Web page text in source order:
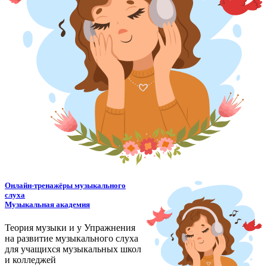
Онлайн-тренажёры музыкального
слуха
Музыкальная академия
Теория музыки и у Упражнения
на развитие музыкального слуха
для учащихся музыкальных школ
и колледжей